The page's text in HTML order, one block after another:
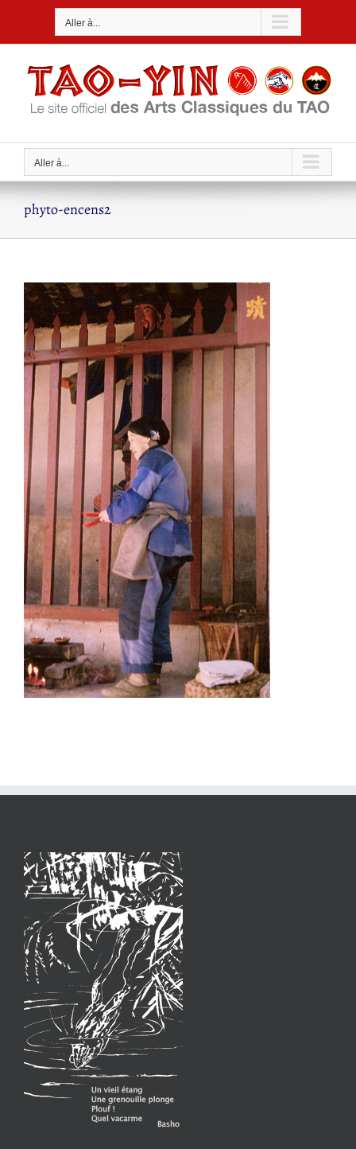
Aller à...
Aller à...
phyto-encens2